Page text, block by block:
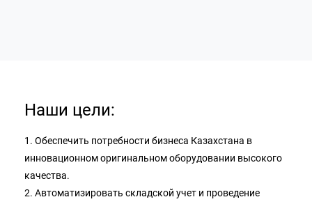
Наши цели:
1. Обеспечить потребности бизнеса Казахстана в
инновационном оригинальном оборудовании высокого
качества.
2. Автоматизировать складской учет и проведение